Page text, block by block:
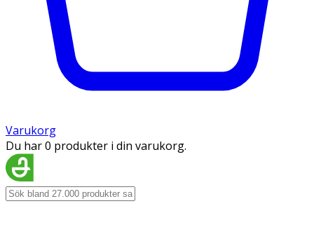
Varukorg
Du har 0 produkter i din varukorg.